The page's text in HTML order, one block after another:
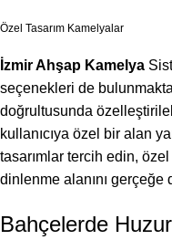
Özel Tasarım Kamelyalar
İzmir Ahşap Kamelya
seçenekleri de
doğrultusunda
kullanıcıya özel bir alan
tasarımlar tercih edin,
dinlenme alanını gerçeğe
Bahçelerde